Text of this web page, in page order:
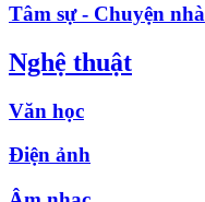
Tâm sự - Chuyện nhà
Nghệ thuật
Văn học
Điện ảnh